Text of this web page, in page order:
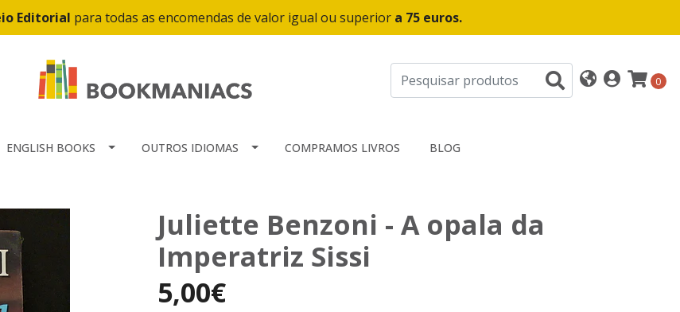
Editorial para todas as encomendas de valor igual ou superior a 75 euros.
0
ENGLISH BOOKS OUTROS IDIOMAS COMPRAMOS LIVROS BLOG
Juliette Benzoni - A opala da
Imperatriz Sissi
5,00€